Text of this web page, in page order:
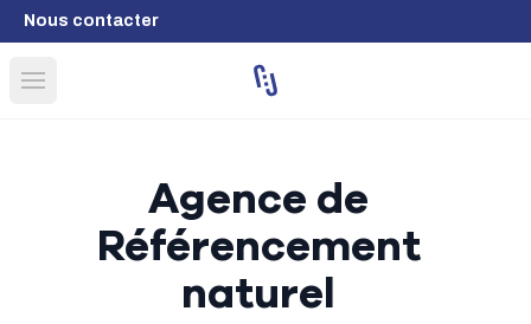
Nous contacter
Open main menu
Agence de
Référencement
naturel